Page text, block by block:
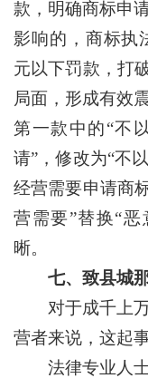
款，明确商标申
影响的，商标执
元以下罚款，打
局面，形成有效
第一款中的“不
请”，修改为“不
经营需要申请商
营需要”替换“
晰。
七、致县城
对于成千上万
营者来说，这起
法律专业人士